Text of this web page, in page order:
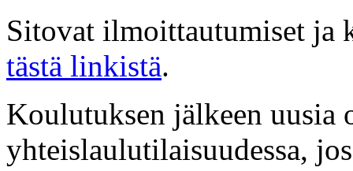
Sitovat ilmoittautumiset ja
tästä linkistä.
Koulutuksen jälkeen uusia
yhteislaulutilaisuudessa,